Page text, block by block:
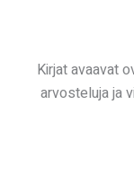
Kirjat avaavat
arvosteluja ja